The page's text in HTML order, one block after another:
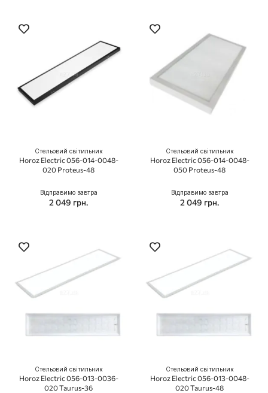
Стельовий світильник
Horoz Electric 056-014-0048-
020 Proteus-48
Відправимо завтра
2 049 грн.
Стельовий світильник
Horoz Electric 056-014-0048-
050 Proteus-48
Відправимо завтра
2 049 грн.
Стельовий світильник
Horoz Electric 056-013-0036-
020 Taurus-36
Стельовий світильник
Horoz Electric 056-013-0048-
020 Taurus-48